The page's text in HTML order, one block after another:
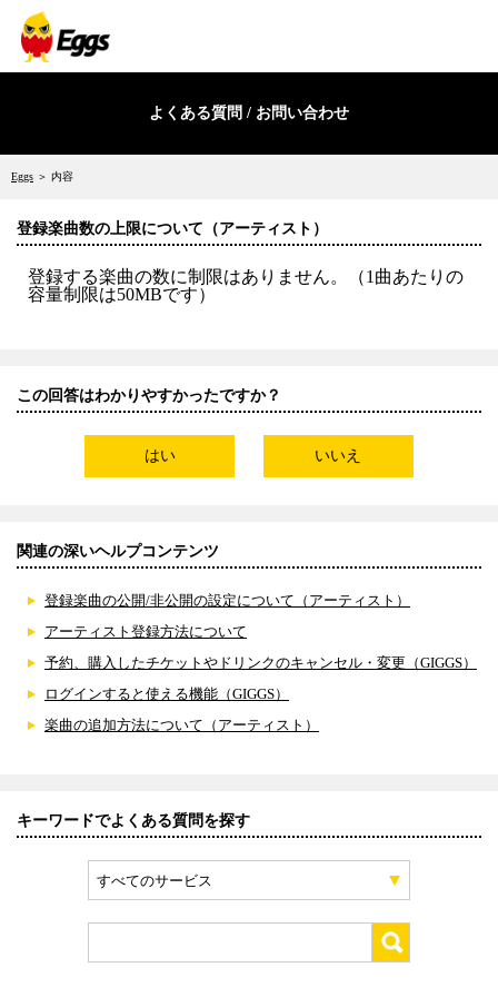
よくある質問 / お問い合わせ
Eggs ＞ 内容
登録楽曲数の上限について（アーティスト）
登録する楽曲の数に制限はありません。（1曲あたりの
容量制限は50MBです）
この回答はわかりやすかったですか？
はい いいえ
関連の深いヘルプコンテンツ
登録楽曲の公開/非公開の設定について（アーティスト）
アーティスト登録方法について
予約、購入したチケットやドリンクのキャンセル・変更（GIGGS）
ログインすると使える機能（GIGGS）
楽曲の追加方法について（アーティスト）
キーワードでよくある質問を探す
すべてのサービス